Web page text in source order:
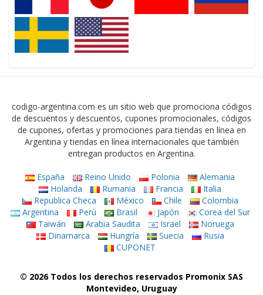
codigo-argentina.com es un sitio web que promociona códigos
de descuentos y descuentos, cupones promocionales, códigos
de cupones, ofertas y promociones para tiendas en línea en
Argentina y tiendas en línea internacionales que también
entregan productos en Argentina.
España Reino Unido Polonia
Alemania
Holanda
Rumania Francia
Italia
Republica Checa
México Chile
Colombia
Argentina
Perú Brasil Japón
Corea del Sur
Taiwán
Arabia Saudita Israel
Noruega
Dinamarca
Hungría Suecia
Rusia
CUPONET
© 2026 Todos los derechos reservados Promonix SAS
Montevideo, Uruguay